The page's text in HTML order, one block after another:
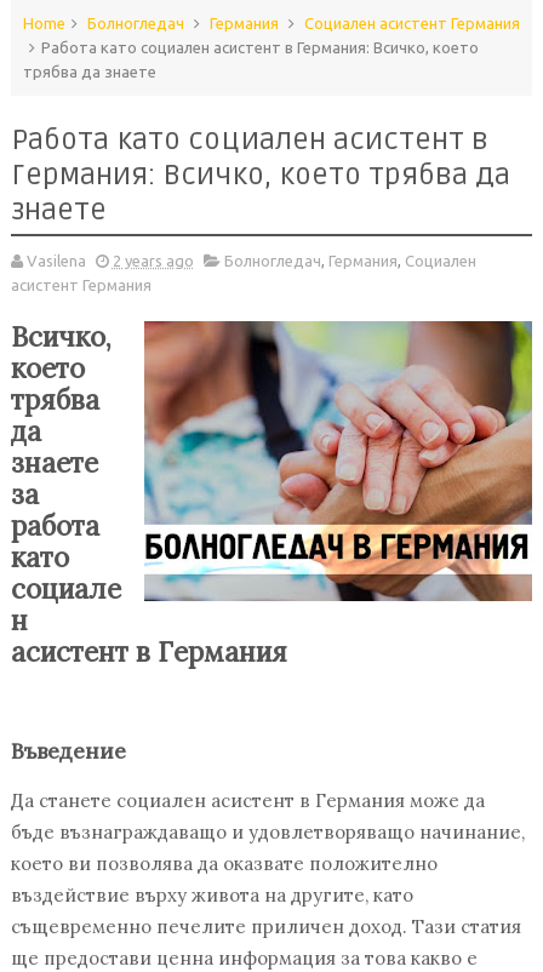
Home Болногледач Германия
Социален асистент Германия
Работа като социален асистент в Германия: Всичко, което
трябва да знаете
Работа като социален асистент в
Германия: Всичко, което трябва да
знаете
Vasilena 2 years ago Болногледач, Германия, Социален
асистент Германия
Всичко,
което
трябва
да
знаете
за
работа
като
социале
н
асистент в Германия
Въведение
Да станете социален асистент в Германия може да
бъде възнаграждаващо и удовлетворяващо начинание,
което ви позволява да оказвате положително
въздействие върху живота на другите, като
същевременно печелите приличен доход. Тази статия
ще предостави ценна информация за това какво е